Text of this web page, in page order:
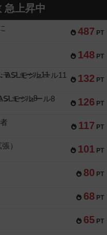
急上昇中
487 PT
148 PT
132 PT
ASLモジュール11
126 PT
モジュール8
117 PT
101 PT
）
80 PT
68 PT
65 PT